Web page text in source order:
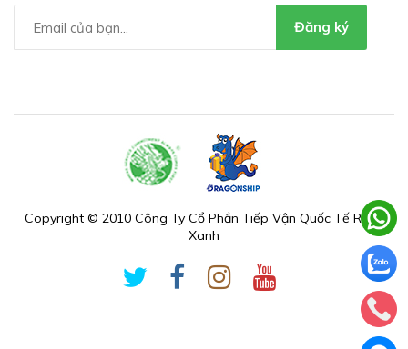
Đăng ký
Copyright © 2010 Công Ty Cổ Phần Tiếp Vận Quốc Tế Rồng
Xanh